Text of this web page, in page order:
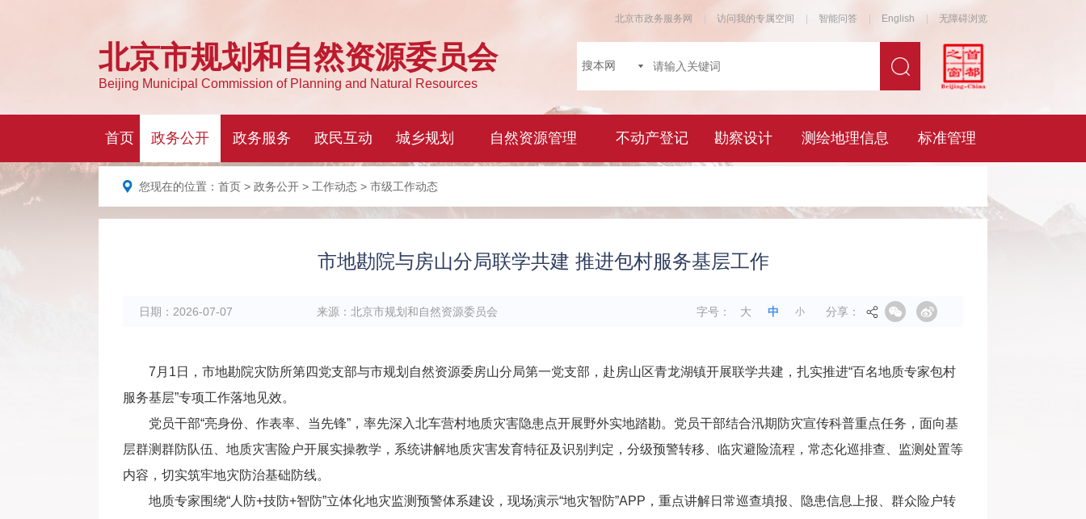
您现在的位置： 首页 > 政务公开 > 工作动态 > 市级工作动态
市地勘院与房山分局联学共建 推进包村服务基层工作
日期： 2026-07-07 来源： 北京市规划和自然资源委员会 字号： 大 中 小 分享：
7月1日，市地勘院灾防所第四党支部与市规划自然资源委房山分局第一党支部，赴房山区青龙湖镇开展联学共建，扎实推进“百名地质专家包村
服务基层”专项工作落地见效。
党员干部“亮身份、作表率、当先锋”，率先深入北车营村地质灾害隐患点开展野外实地踏勘。党员干部结合汛期防灾宣传科普重点任务，面向基
层群测群防队伍、地质灾害险户开展实操教学，系统讲解地质灾害发育特征及识别判定，分级预警转移、临灾避险流程，常态化巡排查、监测处置等
内容，切实筑牢地灾防治基础防线。
地质专家围绕“人防+技防+智防”立体化地灾监测预警体系建设，现场演示“地灾智防”APP，重点讲解日常巡查填报、隐患信息上报、群众险户转